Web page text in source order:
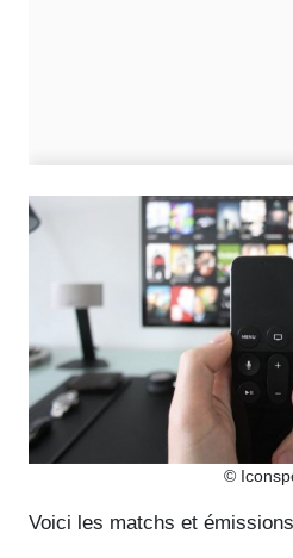
©
Voici les matchs et